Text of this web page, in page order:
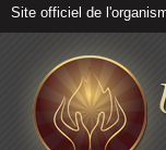
Site officiel de